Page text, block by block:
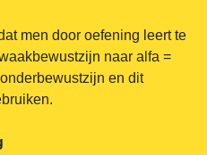
men door oefening leert te
naar alfa =
en dit